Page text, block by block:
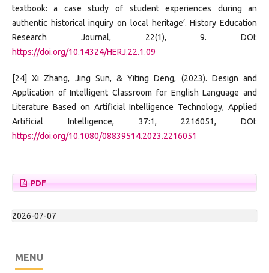
textbook: a case study of student experiences during an
authentic historical inquiry on local heritage’. History Education
Research Journal, 22(1), 9. DOI:
https://doi.org/10.14324/HERJ.22.1.09
[24] Xi Zhang, Jing Sun, & Yiting Deng, (2023). Design and
Application of Intelligent Classroom for English Language and
Literature Based on Artificial Intelligence Technology, Applied
Artificial Intelligence, 37:1, 2216051, DOI:
https://doi.org/10.1080/08839514.2023.2216051
PDF
2026-07-07
MENU